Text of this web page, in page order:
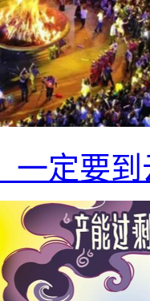
一定要